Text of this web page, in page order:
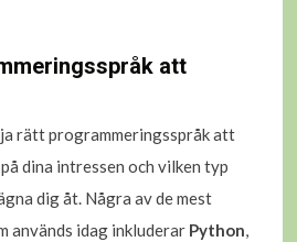
att
rätt programmeringsspråk att
dina intressen och vilken typ
dig åt. Några av de mest
används idag inkluderar Python,